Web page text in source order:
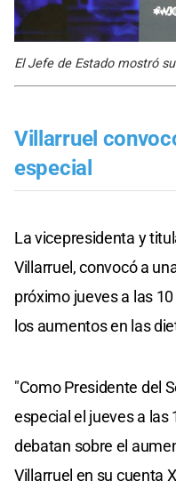
El Jefe de Estado mostró
Villarruel
especial
La vicepresidenta y
Villarruel, convocó a
próximo jueves a las
los aumentos en las
"Como Presidente del
especial el jueves a las
debatan sobre el
Villarruel en su cuenta